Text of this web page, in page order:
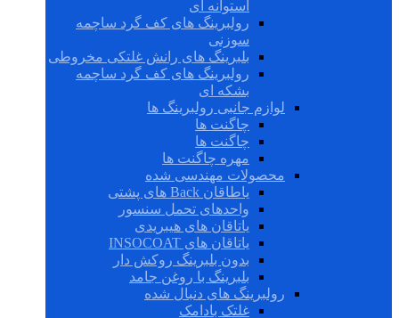
استوانه ای
رولبرینگ های کف گرد ساچمه
سوزنی
بلبرینگ های رانش غلتکی مخروطی
رولبرینگ های کف گرد ساچمه
بشکه ای
لوازم جانبی رولبرینگ ها
چاگنت ها
چاگنت ها
مهره چاگنت ها
محصولات مهندسی شده
یاطاقان Back های پشتی
واحدهای تحمل سنسور
یاتاقان های هیبریدی
یاتاقان های INSOCOAT
بدون بلبرینگ روکش دار
بلبرینگ با روغن جامد
رولبرینگ های دنبال شده
غلتک بادامک